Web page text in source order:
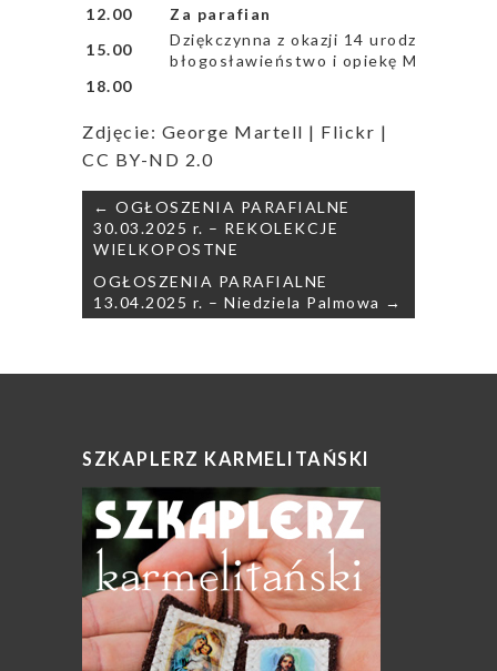
12.00
Za parafian
15.00
Dziękczynna z okazji 14 urodzin
błogosławieństwo i opiekę Matki
18.00
Zdjęcie: George Martell | Flickr |
CC BY-ND 2.0
Nawigacja
wpisu
← OGŁOSZENIA PARAFIALNE
30.03.2025 r. – REKOLEKCJE
WIELKOPOSTNE
OGŁOSZENIA PARAFIALNE
13.04.2025 r. – Niedziela Palmowa →
SZKAPLERZ KARMELITAŃSKI